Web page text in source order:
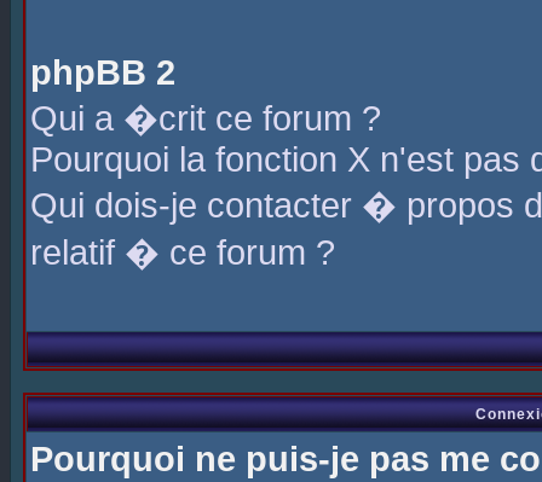
phpBB 2
Qui a �crit ce forum ?
Pourquoi la fonction X n'est pas
Qui dois-je contacter � propos
relatif � ce forum ?
Pourquoi ne puis-je pas me